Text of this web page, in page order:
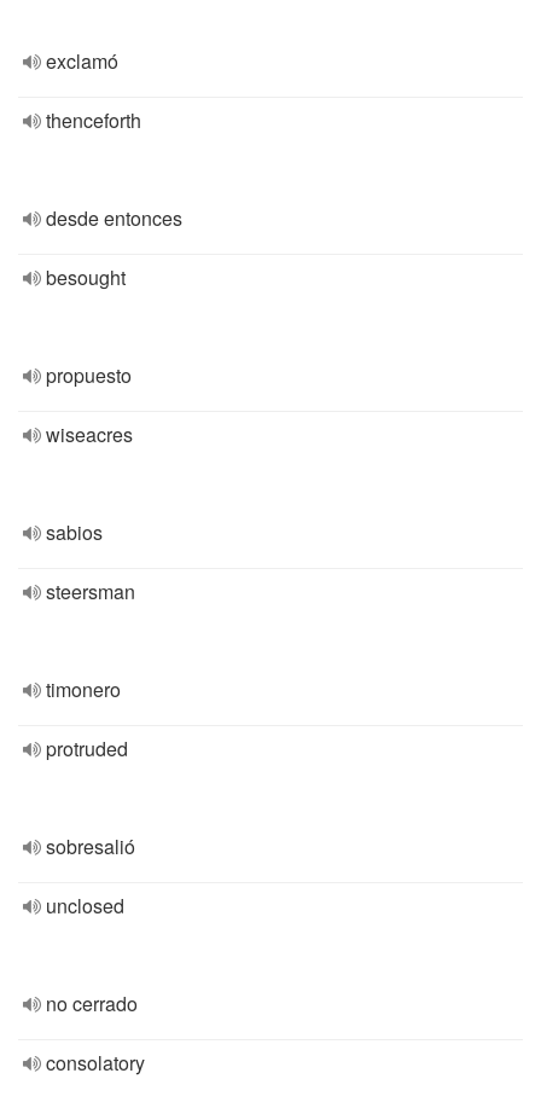
exclamó
thenceforth
desde entonces
besought
propuesto
wiseacres
sabios
steersman
timonero
protruded
sobresalió
unclosed
no cerrado
consolatory